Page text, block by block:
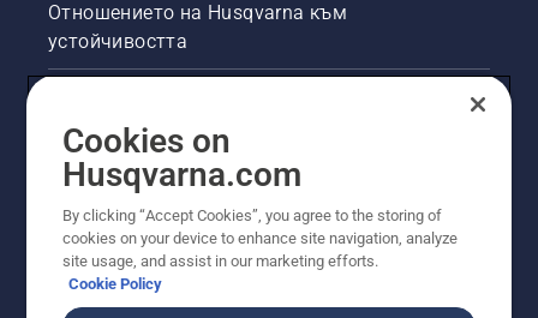
Отношението на Husqvarna към
устойчивостта
Други сайтове на Husqvarna
Cookies on
Husqvarna.com
By clicking “Accept Cookies”, you agree to the storing of
cookies on your device to enhance site navigation, analyze
site usage, and assist in our marketing efforts.
Cookie Policy